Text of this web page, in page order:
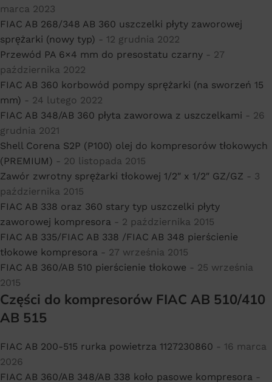
marca 2023
FIAC AB 268/348 AB 360 uszczelki płyty zaworowej
sprężarki (nowy typ) - 12 grudnia 2022
Przewód PA 6×4 mm do presostatu czarny - 27
października 2022
FIAC AB 360 korbowód pompy sprężarki (na sworzeń 15
mm) - 24 lutego 2022
FIAC AB 348/AB 360 płyta zaworowa z uszczelkami - 26
grudnia 2021
Shell Corena S2P (P100) olej do kompresorów tłokowych
(PREMIUM) - 20 listopada 2015
Zawór zwrotny sprężarki tłokowej 1/2″ x 1/2″ GZ/GZ - 3
października 2015
FIAC AB 338 oraz 360 stary typ uszczelki płyty
zaworowej kompresora - 2 października 2015
FIAC AB 335/FIAC AB 338 /FIAC AB 348 pierścienie
tłokowe kompresora - 27 września 2015
FIAC AB 360/AB 510 pierścienie tłokowe - 25 września
2015
Części do kompresorów FIAC AB 510/410
AB 515
FIAC AB 200-515 rurka powietrza 1127230860 - 16 marca
2026
FIAC AB 360/AB 348/AB 338 koło pasowe kompresora -